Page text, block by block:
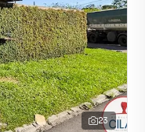
23